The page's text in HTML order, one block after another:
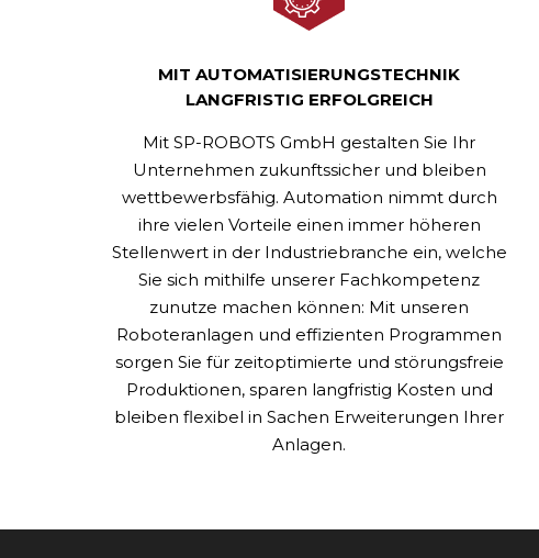
MIT AUTOMATISIERUNGSTECHNIK
LANGFRISTIG ERFOLGREICH
Mit SP-ROBOTS GmbH gestalten Sie Ihr
Unternehmen zukunftssicher und bleiben
wettbewerbsfähig. Automation nimmt durch
ihre vielen Vorteile einen immer höheren
Stellenwert in der Industriebranche ein, welche
Sie sich mithilfe unserer Fachkompetenz
zunutze machen können: Mit unseren
Roboteranlagen und effizienten Programmen
sorgen Sie für zeitoptimierte und störungsfreie
Produktionen, sparen langfristig Kosten und
bleiben flexibel in Sachen Erweiterungen Ihrer
Anlagen.